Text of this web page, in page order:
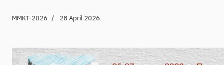
MMKT-2026 28 April 2026